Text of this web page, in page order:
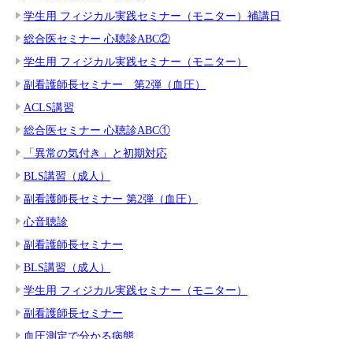
学生用 フィジカル実践セミナー（モニター）補講日
総合医セミナー 心聴診ABC②
学生用 フィジカル実践セミナー（モニター）
副看護師長セミナー 第2弾（血圧）
ACLS講習
総合医セミナー 心聴診ABC①
「異常の気付き」と初期対応
BLS講習（成人）
副看護師長セミナー 第2弾（血圧）
心音聴診
副看護師長セミナー
BLS講習（成人）
学生用 フィジカル実践セミナー（モニター）
副看護師長セミナー
血圧測定で分かる病態